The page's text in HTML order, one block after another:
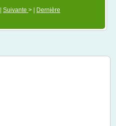
Suivante > |
Dernière